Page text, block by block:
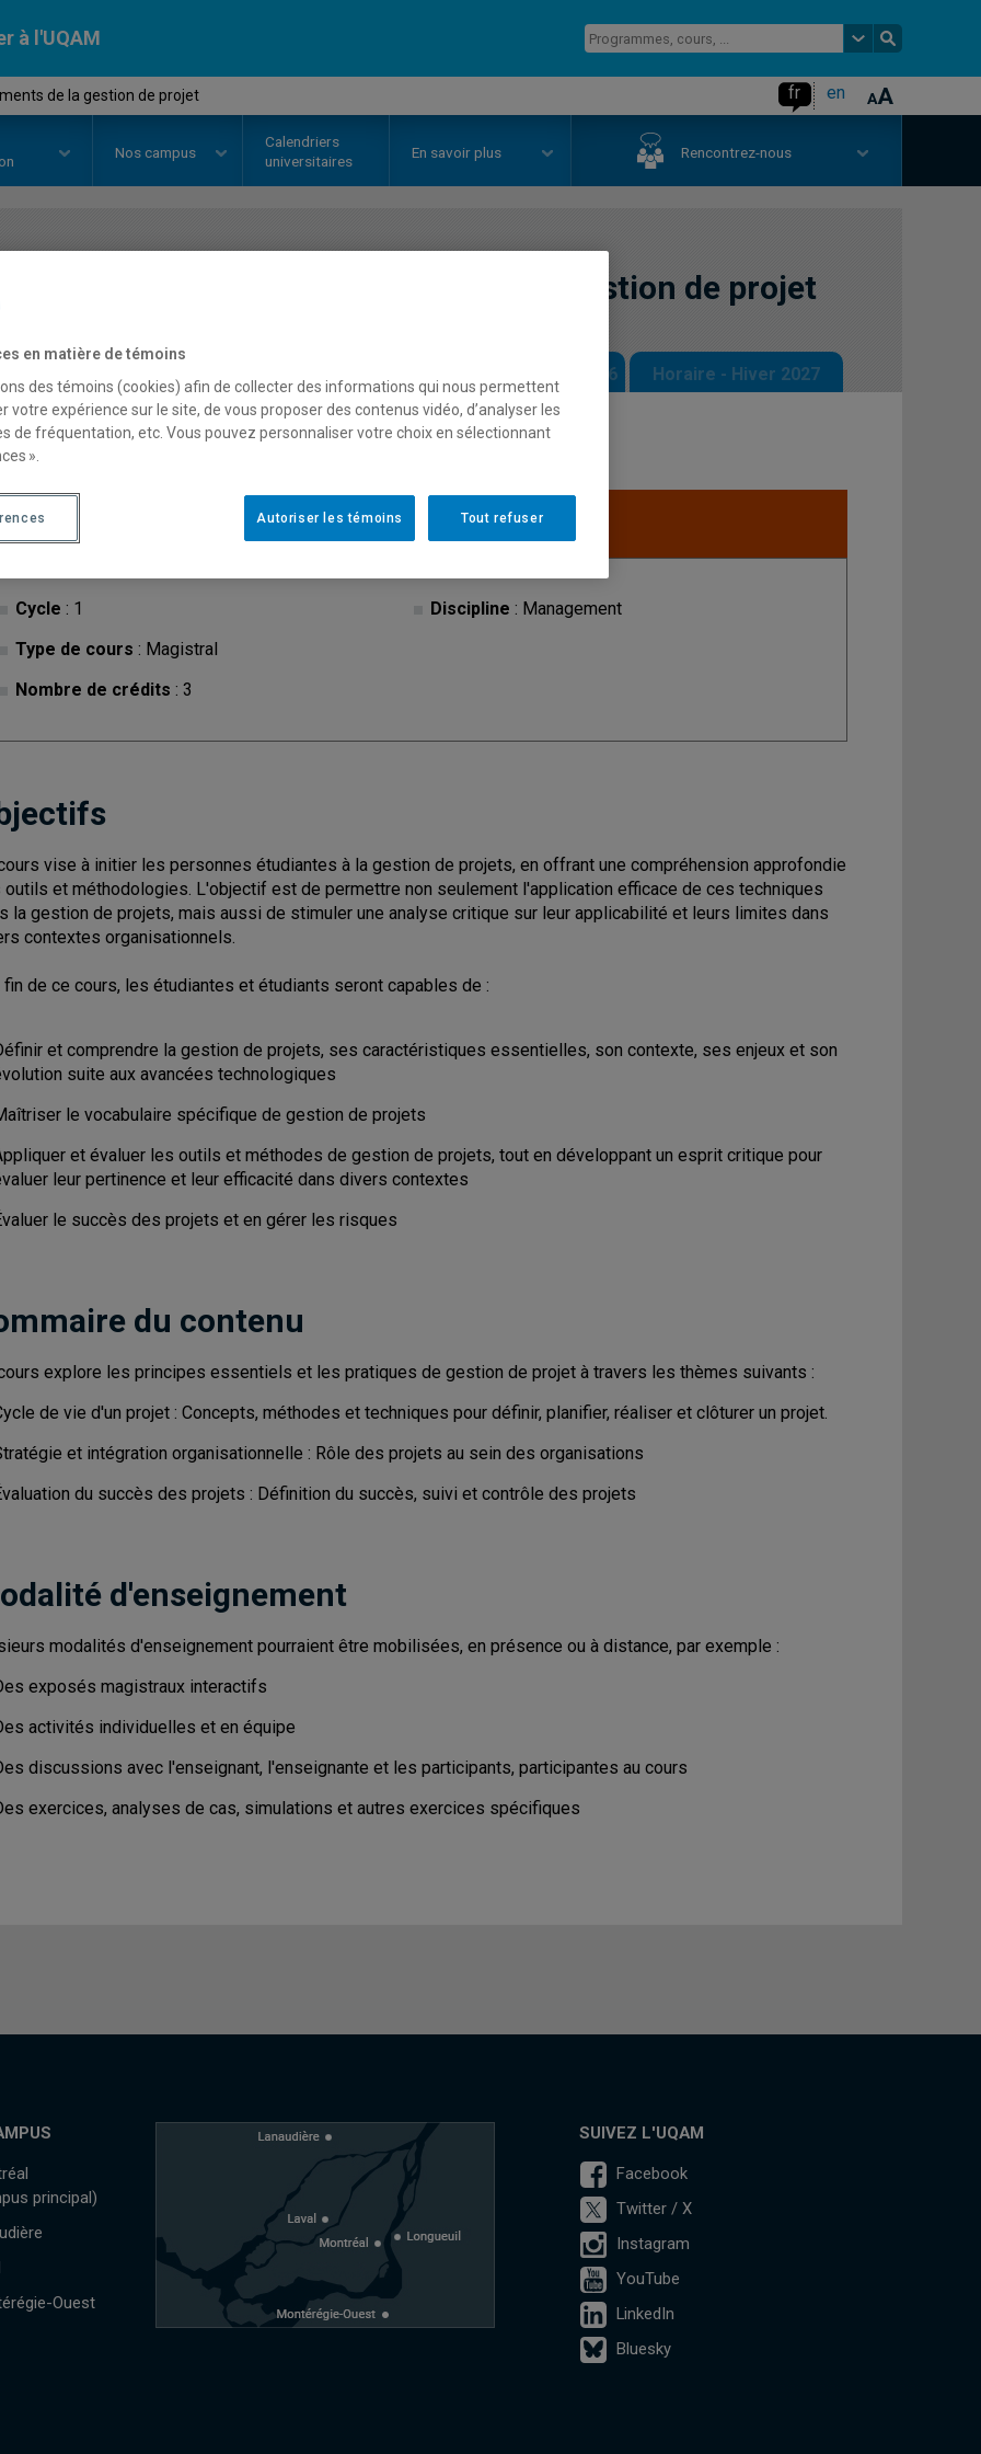
à l'UQAM
de la gestion de projet fr en
Nos campus
Calendriers
universitaires
En savoir plus Rencontrez-nous
Fondements de la gestion de projet
Description Horaire - Automne 2026 Horaire - Hiver 2027
Cycle : 1
Type de cours : Magistral
Nombre de crédits : 3
Discipline : Management
vise à initier les personnes étudiantes à la gestion de projets, en offrant une compréhension approfondie
outils et méthodologies. L'objectif est de permettre non seulement l'application efficace de ces techniques
la gestion de projets, mais aussi de stimuler une analyse critique sur leur applicabilité et leurs limites dans
contextes organisationnels.
fin de ce cours, les étudiantes et étudiants seront capables de :
et comprendre la gestion de projets, ses caractéristiques essentielles, son contexte, ses enjeux et son
suite aux avancées technologiques
le vocabulaire spécifique de gestion de projets
et évaluer les outils et méthodes de gestion de projets, tout en développant un esprit critique pour
leur pertinence et leur efficacité dans divers contextes
le succès des projets et en gérer les risques
du contenu
explore les principes essentiels et les pratiques de gestion de projet à travers les thèmes suivants :
de vie d'un projet : Concepts, méthodes et techniques pour définir, planifier, réaliser et clôturer un projet.
et intégration organisationnelle : Rôle des projets au sein des organisations
du succès des projets : Définition du succès, suivi et contrôle des projets
d'enseignement
modalités d'enseignement pourraient être mobilisées, en présence ou à distance, par exemple :
exposés magistraux interactifs
activités individuelles et en équipe
discussions avec l'enseignant, l'enseignante et les participants, participantes au cours
exercices, analyses de cas, simulations et autres exercices spécifiques
principal)
Ouest
SUIVEZ L'UQAM
Facebook
Twitter / X
Instagram
YouTube
LinkedIn
Bluesky
en matière de témoins
des témoins (cookies) afin de collecter des informations qui nous permettent
votre expérience sur le site, de vous proposer des contenus vidéo, d’analyser les
de fréquentation, etc. Vous pouvez personnaliser votre choix en sélectionnant
».
Tout refuser
Autoriser les témoins